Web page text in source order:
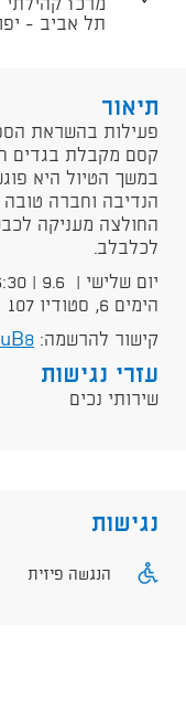
תל אביב - יפו
תיאור
פעילות בהשראת
קסם מקבלת בגדים
במשך הטיול היא
הנדיבה וחברה
החולצה מעניקה
לכלבלב.
הימים 6, סטודיו 107
קישור להרשמה:
עזרי נגישות
שירותי נכים
נגישות
הנגשה פיזית